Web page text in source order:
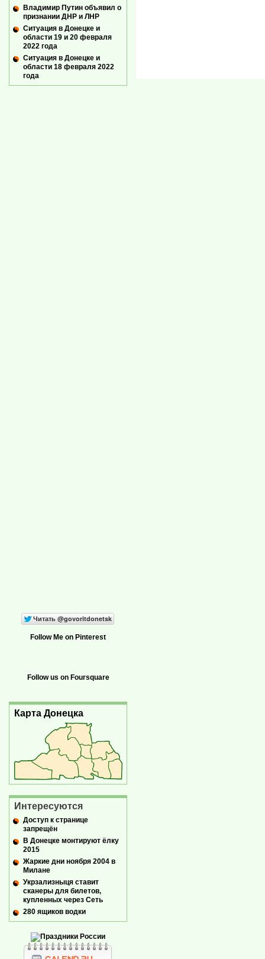
Владимир Путин объявил о
признании ДНР и ЛНР
Ситуация в Донецке и
области 19 и 20 февраля
2022 года
Ситуация в Донецке и
области 18 февраля 2022
года
Follow Me on Pinterest
Follow us on Foursquare
Карта Донецка
Интересуются
Доступ к странице
запрещён
В Донецке монтируют ёлку
2015
Жаркие дни ноября 2004 в
Милане
Укрзализныця ставит
сканеры для билетов,
купленных через Сеть
280 ящиков водки